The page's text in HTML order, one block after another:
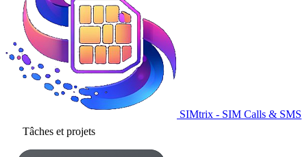
SIMtrix - SIM Calls & SMS
Tâches et projets